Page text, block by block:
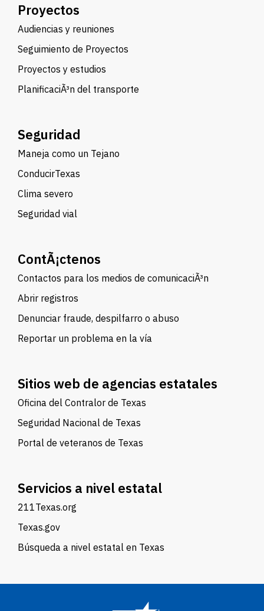
Proyectos
Audiencias y reuniones
Seguimiento de Proyectos
Proyectos y estudios
PlanificaciÃ³n del transporte
Seguridad
Maneja como un Tejano
ConducirTexas
Clima severo
Seguridad vial
ContÃ¡ctenos
Contactos para los medios de comunicaciÃ³n
Abrir registros
Denunciar fraude, despilfarro o abuso
Reportar un problema en la vía
Sitios web de agencias estatales
Oficina del Contralor de Texas
Seguridad Nacional de Texas
Portal de veteranos de Texas
Servicios a nivel estatal
211Texas.org
Texas.gov
Búsqueda a nivel estatal en Texas